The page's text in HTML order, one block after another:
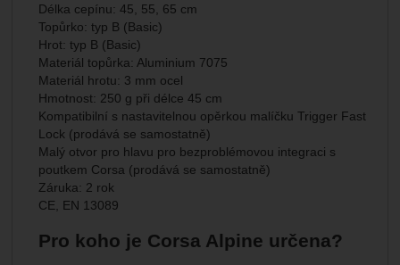
Délka cepínu: 45, 55, 65 cm
Topůrko: typ B (Basic)
Hrot: typ B (Basic)
Materiál topůrka: Aluminium 7075
Materiál hrotu: 3 mm ocel
Hmotnost: 250 g při délce 45 cm
Kompatibilní s nastavitelnou opěrkou malíčku Trigger Fast
Lock (prodává se samostatně)
Malý otvor pro hlavu pro bezproblémovou integraci s
poutkem Corsa (prodává se samostatně)
Záruka: 2 rok
CE, EN 13089
Pro koho je Corsa Alpine určena?